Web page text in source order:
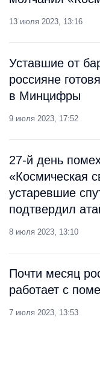
13 июля 2023, 13:16
Уставшие от
россияне
в Минцифры
9 июля 2023, 17:52
27-й день
«Космическая
устаревшие
подтвердил
8 июля 2023, 13:10
Почти месяц
работает с
7 июля 2023, 13:53